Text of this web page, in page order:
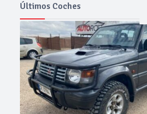
Últimos Coches